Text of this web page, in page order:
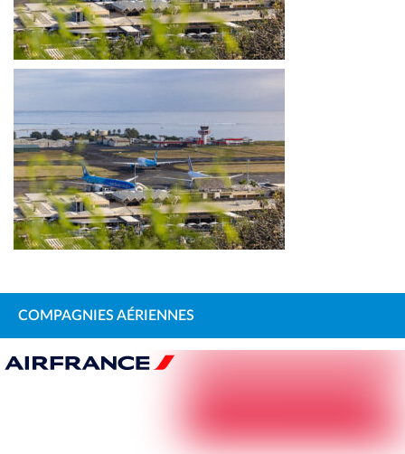
COMPAGNIES AÉRIENNES